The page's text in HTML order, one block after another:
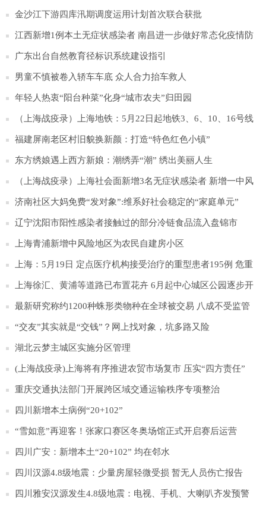
金沙江下游四库汛期调度运用计划首次联合获批
江西新增1例本土无症状感染者 南昌进一步做好常态化疫情防
控
广东出台自然教育径标识系统建设指引
男童不慎被卷入轿车车底 众人合力抬车救人
年轻人热衷“阳台种菜”化身“城市农夫”归田园
（上海战疫录）上海地铁：5月22日起地铁3、6、10、16号线
恢复运营
福建屏南老区村旧貌换新颜：打造“特色红色小镇”
东方绣娘遇上西方新娘：潮绣弄“潮” 绣出美丽人生
（上海战疫录）上海社会面新增3名无症状感染者 新增一中风
险地区
济南社区大妈免费“发对象”:维系好社会稳定的“家庭单元”
辽宁沈阳市阳性感染者接触过的部分冷链食品流入盘锦市
上海青浦新增中风险地区为农民自建房小区
上海：5月19日 定点医疗机构接受治疗的重型患者195例 危重
型59例
上海徐汇、黄浦等道路已布置花卉 6月起中心城区公园逐步开
放
最新研究称约1200种蛛形类物种在全球被交易 八成不受监管
“交友”其实就是“交钱”？网上找对象，坑多路又险
湖北云梦主城区实施分区管理
(上海战疫录)上海将有序推进农贸市场复市 压实“四方责任”
重庆交通执法部门开展跨区域交通运输秩序专项整治
四川新增本土病例“20+102”
“雪如意”再迎客！张家口赛区冬奥场馆正式开启赛后运营
四川广安：新增本土“20+102” 均在邻水
四川汉源4.8级地震：少量房屋轻微受损 暂无人员伤亡报告
四川雅安汉源发生4.8级地震：电视、手机、大喇叭齐发预警